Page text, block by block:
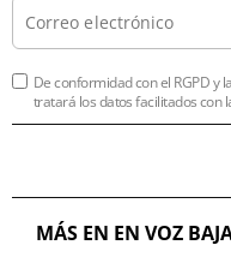
De conformidad con el RGPD y
tratará los datos facilitados con
MÁS EN EN VOZ